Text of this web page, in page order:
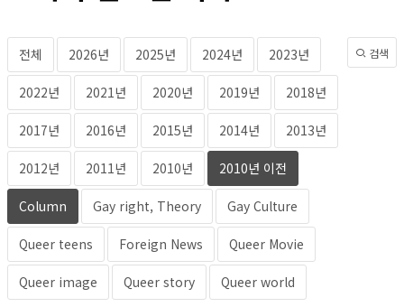
전체 2026년 2025년 2024년 2023년
2022년 2021년 2020년 2019년 2018년
2017년 2016년 2015년 2014년 2013년
2012년 2011년 2010년 2010년 이전
Column Gay right, Theory Gay Culture
Queer teens Foreign News Queer Movie
Queer image Queer story Queer world
검색